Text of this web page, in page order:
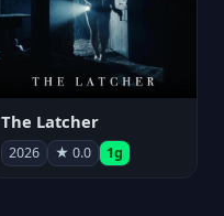
The Latcher
2026 ★ 0.0 1g